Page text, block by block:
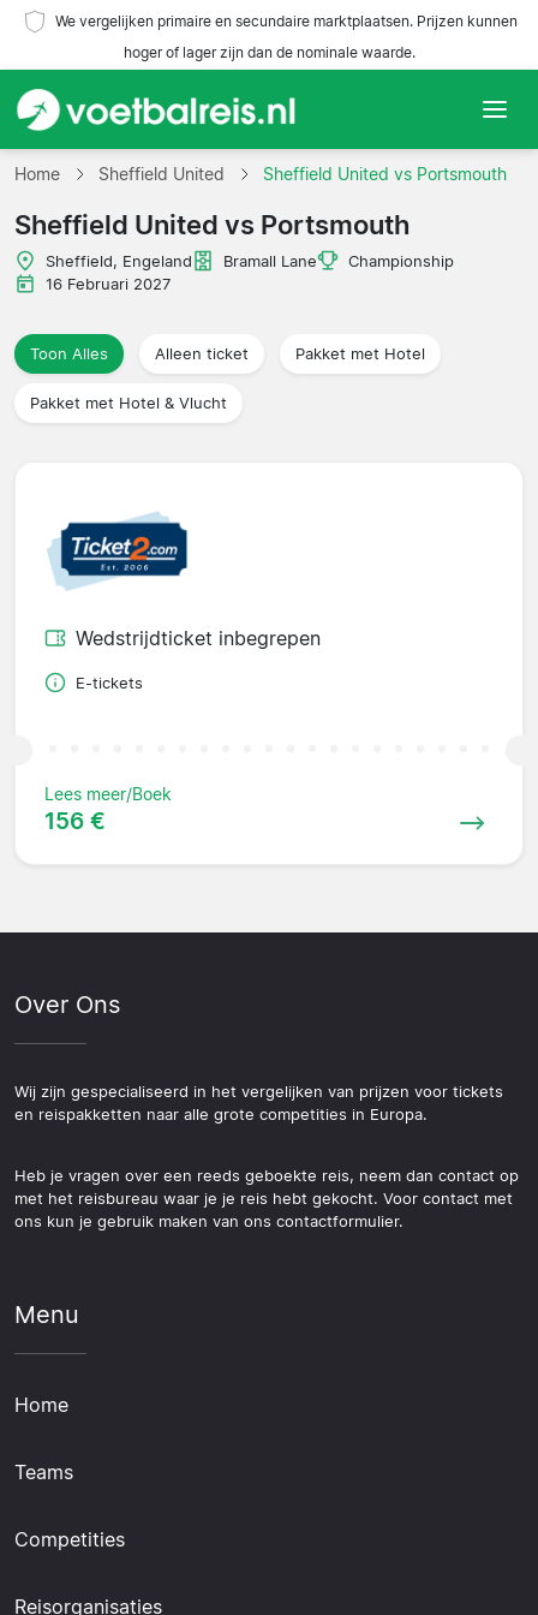
We vergelijken primaire en secundaire marktplaatsen. Prijzen kunnen
hoger of lager zijn dan de nominale waarde.
Home
Teams
Competities
Reisorganisaties
Home Sheffield United Sheffield United vs Portsmouth
Sheffield United vs Portsmouth
Sheffield, Engeland Bramall Lane
Championship
16 Februari 2027
Toon Alles Alleen ticket Pakket met Hotel
Pakket met Hotel & Vlucht
Wedstrijdticket inbegrepen
E-tickets
Lees meer/Boek
156 €
Over Ons
Wij zijn gespecialiseerd in het vergelijken van prijzen voor tickets
en reispakketten naar alle grote competities in Europa.
Heb je vragen over een reeds geboekte reis, neem dan contact op
met het reisbureau waar je je reis hebt gekocht. Voor contact met
ons kun je gebruik maken van ons contactformulier.
Menu
Home
Teams
Competities
Reisorganisaties